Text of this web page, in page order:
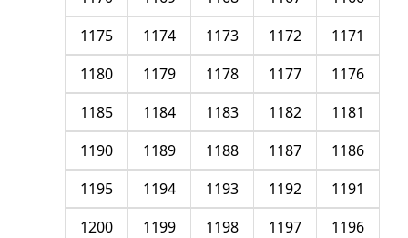
1171
1172
1173
1174
1175
1176
1177
1178
1179
1180
1181
1182
1183
1184
1185
1186
1187
1188
1189
1190
1191
1192
1193
1194
1195
1196
1197
1198
1199
1200